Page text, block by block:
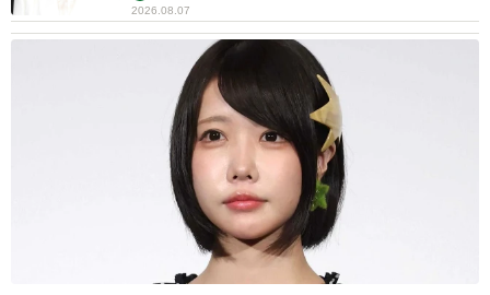
山肉デリで扱っている猪肉。冬だけが旬と思われがちな猪だが実は春も
最高！※山肉デリTwitterアカウントより引用
https://twitter.com/yamaniku_deli?
Facebookアカウント：
https://www.facebook.com/yamanikudeli/
Instagramアカウント：
https://www.instagram.com/yamanikudeli/
2026.08.07